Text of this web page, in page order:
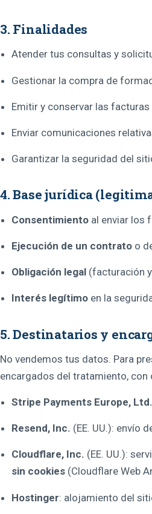
3. Finalidades
Atender tus consultas y
Gestionar la compra de
Emitir y conservar las
Enviar comunicaciones
Garantizar la seguridad del
4. Base jurídica
Consentimiento al enviar los
Ejecución de un contrato o
Obligación legal (facturación
Interés legítimo en la
5. Destinatarios y
No vendemos tus datos. Para
encargados del tratamiento, con
Stripe Payments Europe, Ltd.
Resend, Inc. (EE. UU.): envío
Cloudflare, Inc. (EE. UU.):
sin cookies (Cloudflare Web
Hostinger: alojamiento del